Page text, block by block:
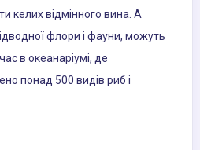
келих відмінного вина. А
флори і фауни, можуть
в океанаріумі, де
понад 500 видів риб і